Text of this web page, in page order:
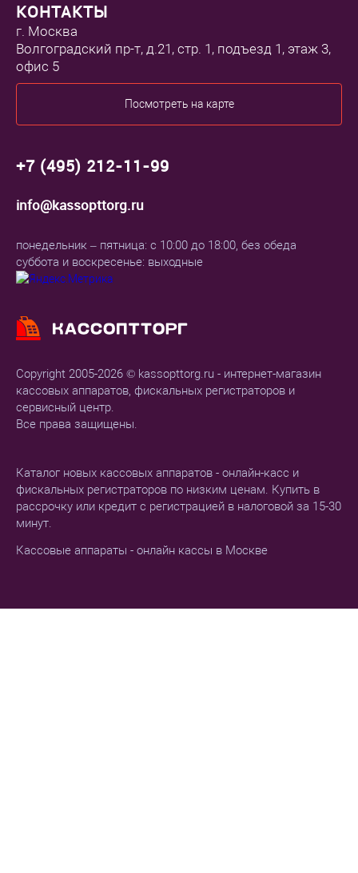
Copyright 2005-2026 © kassopttorg.ru - интернет-магазин
кассовых аппаратов, фискальных регистраторов и
сервисный центр.
Все права защищены.
Каталог новых кассовых аппаратов - онлайн-касс и
фискальных регистраторов по низким ценам. Купить в
рассрочку или кредит с регистрацией в налоговой за 15-30
минут.
Кассовые аппараты - онлайн кассы в Москве
КОНТАКТЫ
г. Москва
Волгоградский пр-т, д.21, стр. 1, подъезд 1, этаж 3,
офис 5
Посмотреть на карте
+7 (495) 212-11-99
info@kassopttorg.ru
понедельник – пятница: с 10:00 до 18:00, без обеда
суббота и воскресенье: выходные